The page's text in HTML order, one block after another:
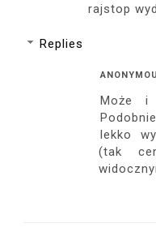
rajstop
Replies
Może i
lekko
(tak